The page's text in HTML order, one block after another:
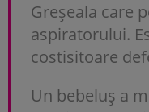
Greșeala care
aspiratorului.
costisitoare
Un bebeluș a